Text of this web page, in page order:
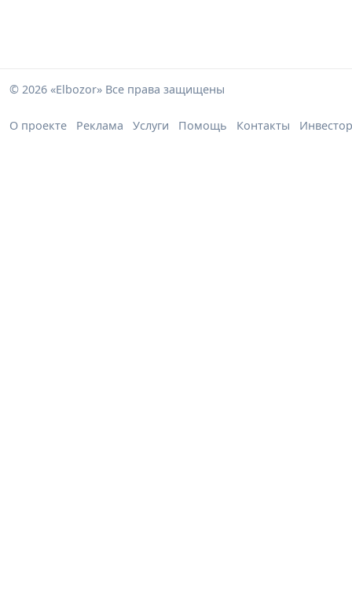
© 2026 «Elbozor» Все права защищены
О проекте Реклама Услуги Помощь Контакты